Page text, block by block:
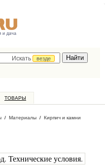
и дача
Искать
везде
ТОВАРЫ
/ Материалы / Кирпич и камни
Технические условия.